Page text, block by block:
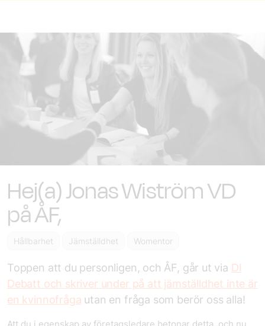
Hej(a) Jonas Wiström VD
på ÅF,
Hållbarhet Jämställdhet Womentor
Toppen att du personligen, och ÅF, går ut via DI
Debatt och skriver under på att jämställdhet inte är
en kvinnofråga utan en fråga som berör oss alla!